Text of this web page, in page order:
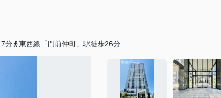
分 東西線「門前仲町」駅徒歩26分